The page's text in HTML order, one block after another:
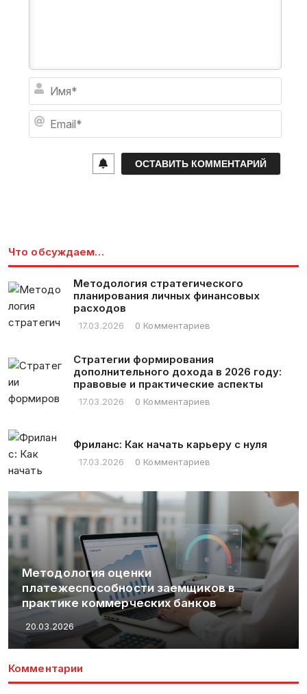
я
Что обсуждаем…
Методология стратегического
планирования личных финансовых
расходов
17.03.2026 0 Комментариев
Стратегии формирования
дополнительного дохода в 2026 году:
правовые и практические аспекты
17.03.2026 0 Комментариев
Фриланс: Как начать карьеру с нуля
17.03.2026 0 Комментариев
Методология оценки
платежеспособности заемщиков в
практике коммерческих банков
20.03.2026
Комментарии